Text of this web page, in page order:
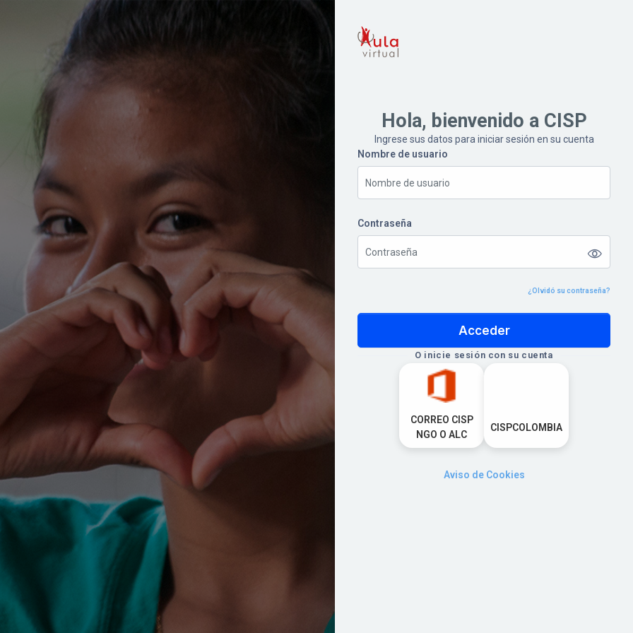
Hola, bienvenido a CISP
Ingrese sus datos para iniciar sesión en su cuenta
Nombre de usuario
Nombre de usuario
Contraseña
Contraseña
¿Olvidó su contraseña?
Acceder
O inicie sesión con su cuenta
Aviso de Cookies